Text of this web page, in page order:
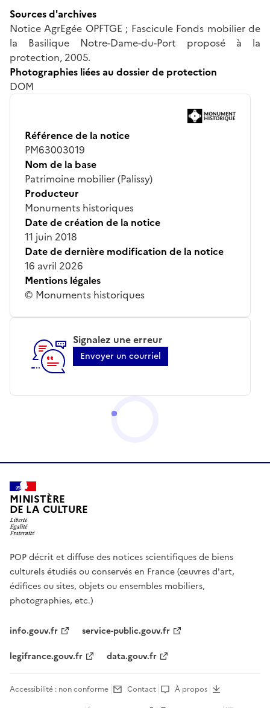
Sources d'archives
Notice AgrEgée OPFTGE ; Fascicule Fonds mobilier de
la Basilique Notre-Dame-du-Port proposé à la
protection, 2005.
Photographies liées au dossier de protection
DOM
Référence de la notice
PM63003019
Nom de la base
Patrimoine mobilier (Palissy)
Producteur
Monuments historiques
Date de création de la notice
11 juin 2018
Date de dernière modification de la notice
16 avril 2026
Mentions légales
© Monuments historiques
Signalez une erreur
Envoyer un courriel
MINISTÈRE
DE LA CULTURE
POP décrit et diffuse des notices scientifiques de biens
culturels étudiés ou conservés en France (œuvres d'art,
édifices ou sites, objets ou ensembles mobiliers,
photographies, etc.)
info.gouv.fr
service-public.gouv.fr
legifrance.gouv.fr
data.gouv.fr
Accessibilité : non conforme Contact
À propos